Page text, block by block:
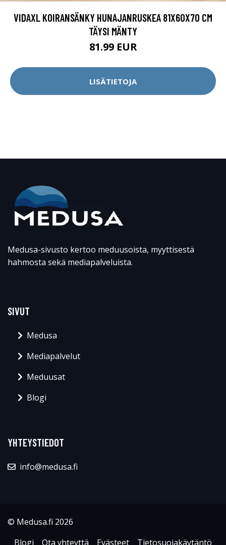
VIDAXL KOIRANSÄNKY HUNAJANRUSKEA 81X60X70 CM
TÄYSI MÄNTY
81.99 EUR
LISÄTIETOJA
Medusa-sivusto kertoo meduusoista, myyttisestä
hahmosta sekä mediapalveluista.
SIVUT
Medusa
Mediapalvelut
Meduusat
Blogi
YHTEYSTIEDOT
info@medusa.fi
© Medusa.fi 2026
Blogi
Ota yhteyttä Evästeet Tietosuojakäytäntö